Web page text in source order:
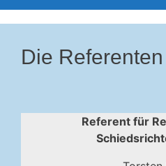
Die Referenten
Referent für